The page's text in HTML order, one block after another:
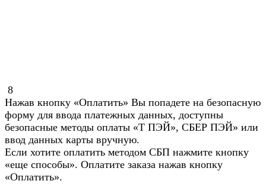
8
Нажав кнопку «Оплатить» Вы попадете на безопасную
форму для ввода платежных данных, доступны
безопасные методы оплаты «Т ПЭЙ», СБЕР ПЭЙ» или
ввод данных карты вручную.
Если хотите оплатить методом СБП нажмите кнопку
«еще способы». Оплатите заказа нажав кнопку
«Оплатить».